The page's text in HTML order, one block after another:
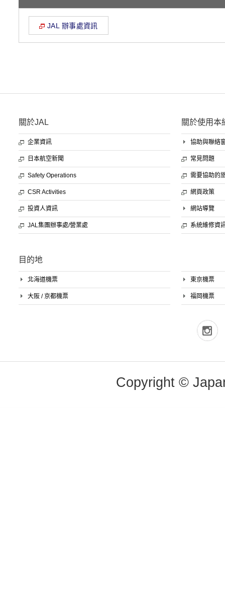
JAL 辦事處資訊
關於JAL
企業資訊
日本航空新聞
Safety Operations
CSR Activities
投資人資訊
JAL集團辦事處/營業處
關於使用本
協助與聯絡
常見問題
需要協助的
網頁政策
網站導覽
系統維修資
目的地
北海道機票
大阪 / 京都機票
東京機票
福岡機票
Copyright ©